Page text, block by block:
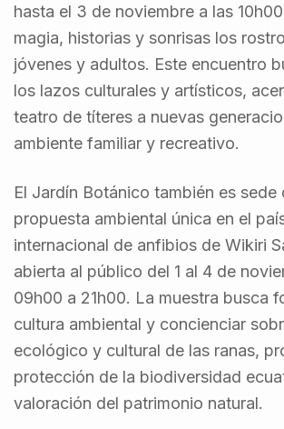
hasta el 3 de noviembre a las
magia, historias y sonrisas los
jóvenes y adultos. Este encuentro
los lazos culturales y artísticos,
teatro de títeres a nuevas
ambiente familiar y recreativo.
El Jardín Botánico también es sede
propuesta ambiental única en el
internacional de anfibios de Wikiri
abierta al público del 1 al 4 de
09h00 a 21h00. La muestra busca
cultura ambiental y concienciar
ecológico y cultural de las ranas,
protección de la biodiversidad
valoración del patrimonio natural.